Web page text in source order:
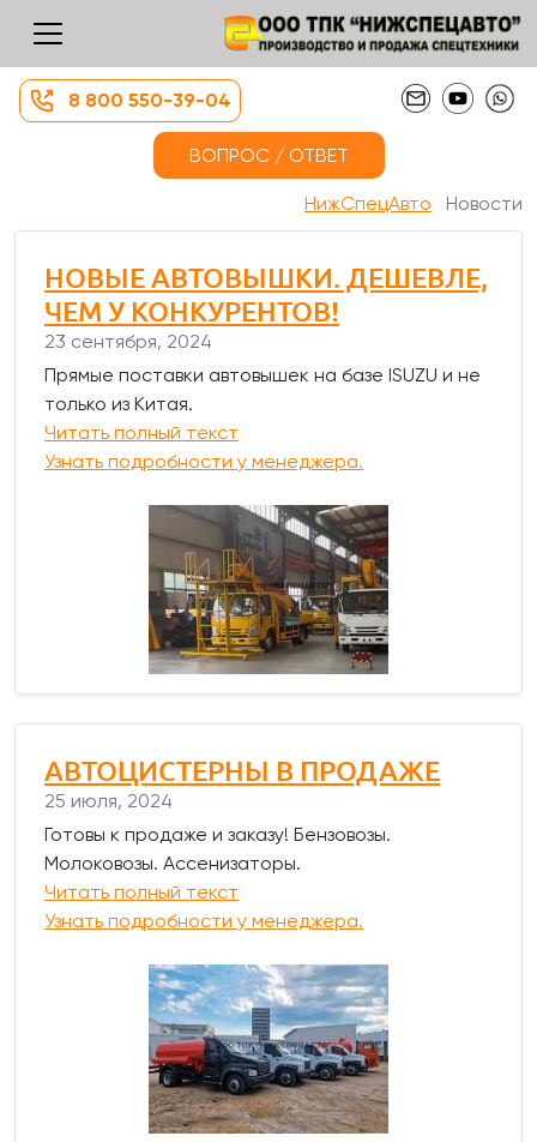
8 800 550-39-04
ВОПРОС / ОТВЕТ
НижСпецАвто Новости
НОВЫЕ АВТОВЫШКИ. ДЕШЕВЛЕ,
ЧЕМ У КОНКУРЕНТОВ!
23 сентября, 2024
Прямые поставки автовышек на базе ISUZU и не
только из Китая.
Читать полный текст
Узнать подробности у менеджера.
АВТОЦИСТЕРНЫ В ПРОДАЖЕ
25 июля, 2024
Готовы к продаже и заказу! Бензовозы.
Молоковозы. Ассенизаторы.
Читать полный текст
Узнать подробности у менеджера.